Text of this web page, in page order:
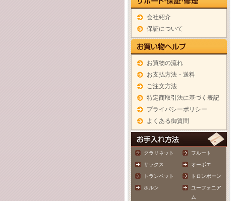
会社紹介
保証について
お買物の流れ
お支払方法・送料
ご注文方法
特定商取引法に基づく表記
プライバシーポリシー
よくある御質問
クラリネット フルート
サックス オーボエ
トランペット トロンボーン
ホルン
ユーフォニア
ム